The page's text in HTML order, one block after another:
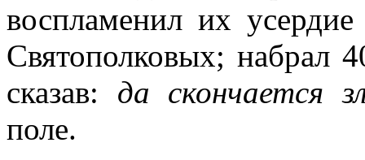
воспламенил их
Святополковых; набрал
сказав: да скончается
поле.